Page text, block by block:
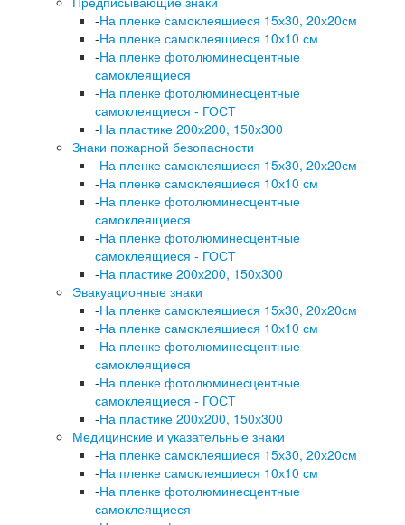
-На пленке самоклеящиеся 15х30, 20х20см
-На пленке самоклеящиеся 10х10 см
-На пленке фотолюминесцентные
самоклеящиеся
-На пленке фотолюминесцентные
самоклеящиеся - ГОСТ
-На пластике 200х200, 150х300
Знаки пожарной безопасности
-На пленке самоклеящиеся 15х30, 20х20см
-На пленке самоклеящиеся 10х10 см
-На пленке фотолюминесцентные
самоклеящиеся
-На пленке фотолюминесцентные
самоклеящиеся - ГОСТ
-На пластике 200х200, 150х300
Эвакуационные знаки
-На пленке самоклеящиеся 15х30, 20х20см
-На пленке самоклеящиеся 10х10 см
-На пленке фотолюминесцентные
самоклеящиеся
-На пленке фотолюминесцентные
самоклеящиеся - ГОСТ
-На пластике 200х200, 150х300
Медицинские и указательные знаки
-На пленке самоклеящиеся 15х30, 20х20см
-На пленке самоклеящиеся 10х10 см
-На пленке фотолюминесцентные
самоклеящиеся